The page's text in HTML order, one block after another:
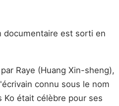
documentaire est sorti en
Raye (Huang Xin-sheng),
connu sous le nom
Ko était célèbre pour ses